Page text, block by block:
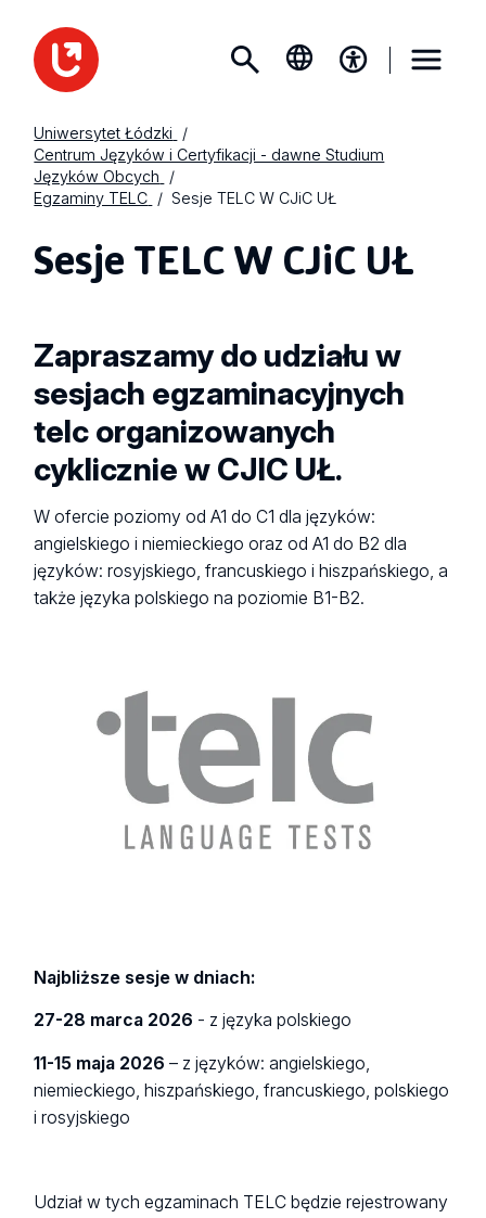
Uniwersytet Łódzki
Centrum Języków i Certyfikacji - dawne Studium
Języków Obcych
Egzaminy TELC
Sesje TELC W CJiC UŁ
Sesje TELC W CJiC UŁ
Zapraszamy do udziału w
sesjach egzaminacyjnych
telc organizowanych
cyklicznie w CJIC UŁ.
W ofercie poziomy od A1 do C1 dla języków:
angielskiego i niemieckiego oraz od A1 do B2 dla
języków: rosyjskiego, francuskiego i hiszpańskiego, a
także języka polskiego na poziomie B1-B2.
Najbliższe sesje w dniach:
27-28 marca 2026 - z języka polskiego
11-15 maja 2026 – z języków: angielskiego,
niemieckiego, hiszpańskiego, francuskiego, polskiego
i rosyjskiego
Udział w tych egzaminach TELC będzie rejestrowany